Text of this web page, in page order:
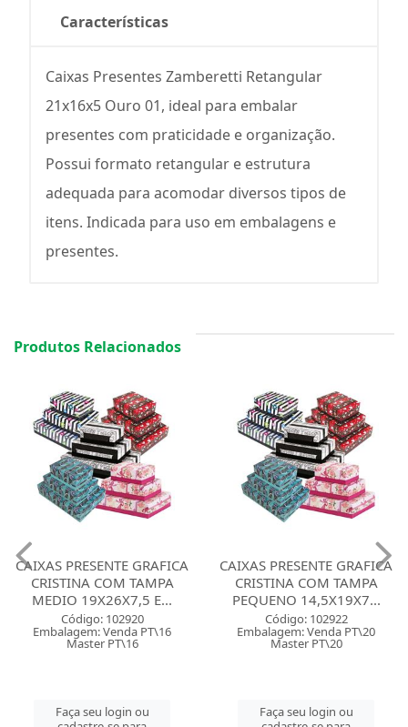
Características
Caixas Presentes Zamberetti Retangular
21x16x5 Ouro 01, ideal para embalar
presentes com praticidade e organização.
Possui formato retangular e estrutura
adequada para acomodar diversos tipos de
itens. Indicada para uso em embalagens e
presentes.
Produtos Relacionados
CAIXAS PRESENTE GRAFICA
CRISTINA COM TAMPA
MEDIO 19X26X7,5 E...
Código: 102920
Embalagem: Venda PT\16
Master PT\16
Faça seu login ou
CAIXAS PRESENTE GRAFICA
CRISTINA COM TAMPA
PEQUENO 14,5X19X7...
Código: 102922
Embalagem: Venda PT\20
Master PT\20
Faça seu login ou